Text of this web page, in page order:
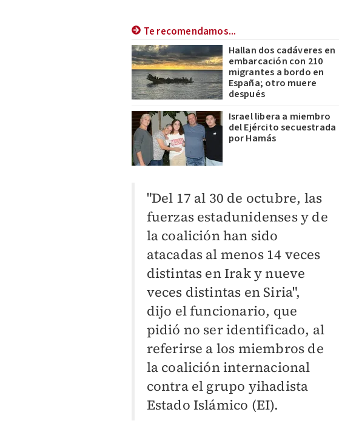
Te recomendamos...
Hallan dos cadáveres en
embarcación con 210
migrantes a bordo en
España; otro muere
después
Israel libera a miembro
del Ejército secuestrada
por Hamás
"Del 17 al 30 de octubre, las
fuerzas estadunidenses y de
la coalición han sido
atacadas al menos 14 veces
distintas en Irak y nueve
veces distintas en Siria",
dijo el funcionario, que
pidió no ser identificado, al
referirse a los miembros de
la coalición internacional
contra el grupo yihadista
Estado Islámico (EI).